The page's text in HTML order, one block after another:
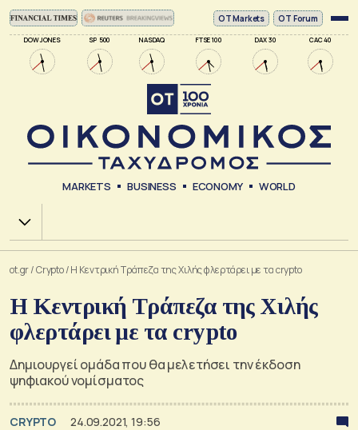
DOW JONES SP 500 NASDAQ FTSE 100 DAX 30 CAC 40
ΟΤ Markets OT Forum
MARKETS BUSINESS ECONOMY WORLD
Χ.Α.
ot.gr/Crypto/Η Κεντρική Τράπεζα της Χιλής φλερτάρει με τα crypto
Η Κεντρική Τράπεζα της Χιλής
φλερτάρει με τα crypto
Δημιουργεί ομάδα που θα μελετήσει την έκδοση
ψηφιακού νομίσματος
CRYPTO 24.09.2021, 19:56